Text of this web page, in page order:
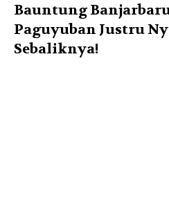
Bauntung
Paguyuban Justru
Sebaliknya!